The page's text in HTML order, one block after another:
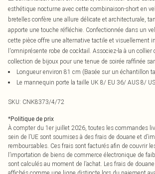
esthétique nocturne avec cette combinaison-short en
bretelles confère une allure délicate et architecturale,
apporte une touche réfléchie. Confectionnée dans un
cette pièce offre une alternative tactile et visuellement
l'omniprésente robe de cocktail. Associez-la à un collier
collection de bijoux pour une tenue de soirée raffinée
Longueur environ 81 cm (Basée sur un échantillon
Le mannequin porte la taille UK 8/ EU 36/ AUS 8/
SKU: CNK8373/4/72
*Politique de prix
À compter du 1er juillet 2026, toutes les commandes
sein de l’UE sont soumises à des frais de douane et
remboursables. Ces frais sont facturés afin de couvrir
l’importation de biens de commerce électronique de
sont calculés au moment de l’achat. Les frais de